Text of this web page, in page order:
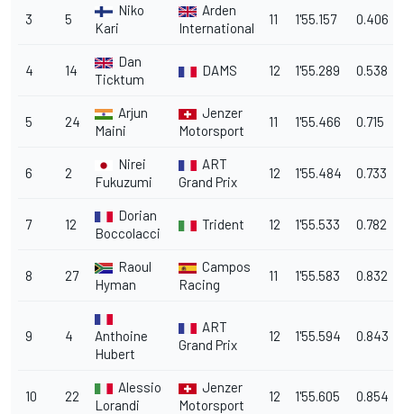
3 5
Niko
Kari
Arden
International
11 1'55.157 0.406
4 14
Dan
Ticktum
DAMS 12 1'55.289 0.538
5 24
Arjun
Maini
Jenzer
Motorsport
11 1'55.466 0.715
6 2
Nirei
Fukuzumi
ART
Grand Prix
12 1'55.484 0.733
7 12
Dorian
Boccolacci
Trident 12 1'55.533 0.782
8 27
Raoul
Hyman
Campos
Racing
11 1'55.583 0.832
9 4
Anthoine
Hubert
ART
Grand Prix
12 1'55.594 0.843
10 22
Alessio
Lorandi
Jenzer
Motorsport
12 1'55.605 0.854